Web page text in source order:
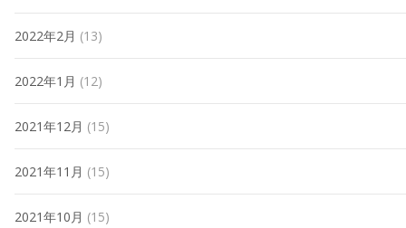
2022年2月 (13)
2022年1月 (12)
2021年12月 (15)
2021年11月 (15)
2021年10月 (15)